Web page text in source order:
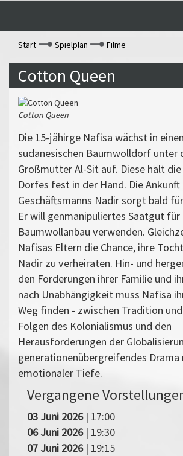
Start
Spielplan Filme
Cotton Queen
Cotton Queen
Die 15-jähirge Nafisa wächst in
sudanesischen Baumwolldorf unter
Großmutter Al-Sit auf. Diese hält die
Dorfes fest in der Hand. Die Ankunft
Geschäftsmanns Nadir sorgt bald
Er will genmanipuliertes Saatgut für
Baumwollanbau verwenden.
Nafisas Eltern die Chance, ihre
Nadir zu verheiraten. Hin- und
den Forderungen ihrer Familie und
nach Unabhängigkeit muss Nafisa
Weg finden - zwischen Tradition
Folgen des Kolonialismus und den
Herausforderungen der
generationenübergreifendes
emotionaler Tiefe.
Vergangene
03 Juni 2026| 17:00
06 Juni 2026| 19:30
07 Juni 2026| 19:15